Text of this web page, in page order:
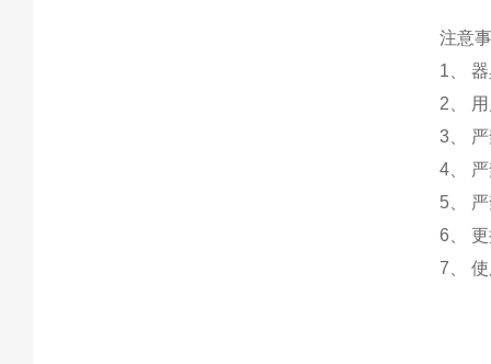
注意
1、
2、
3、
4、
5、
6、
7、